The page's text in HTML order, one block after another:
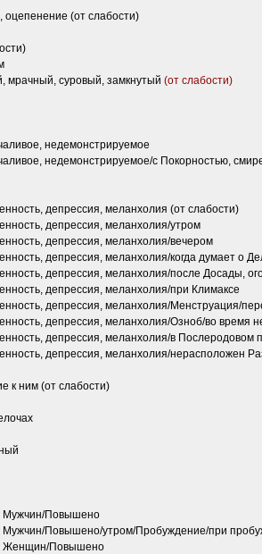
(от слабости)
суровый, замкнутый (от слабости)
недемонстрируемое
недемонстрируемое/с Покорностью,
депрессия, меланхолия (от слабости)
депрессия, меланхолия/утром
депрессия, меланхолия/вечером
депрессия, меланхолия/когда думает о
депрессия, меланхолия/после Досады,
депрессия, меланхолия/при Климаксе
депрессия, меланхолия/Менструация/
депрессия, меланхолия/Озноб/во время
депрессия, меланхолия/в Послеродовом
депрессия, меланхолия/нерасположен
к ним (от слабости)
Мужчин/Повышено
Повышено/утром/Пробуждение/при
Женщин/Повышено